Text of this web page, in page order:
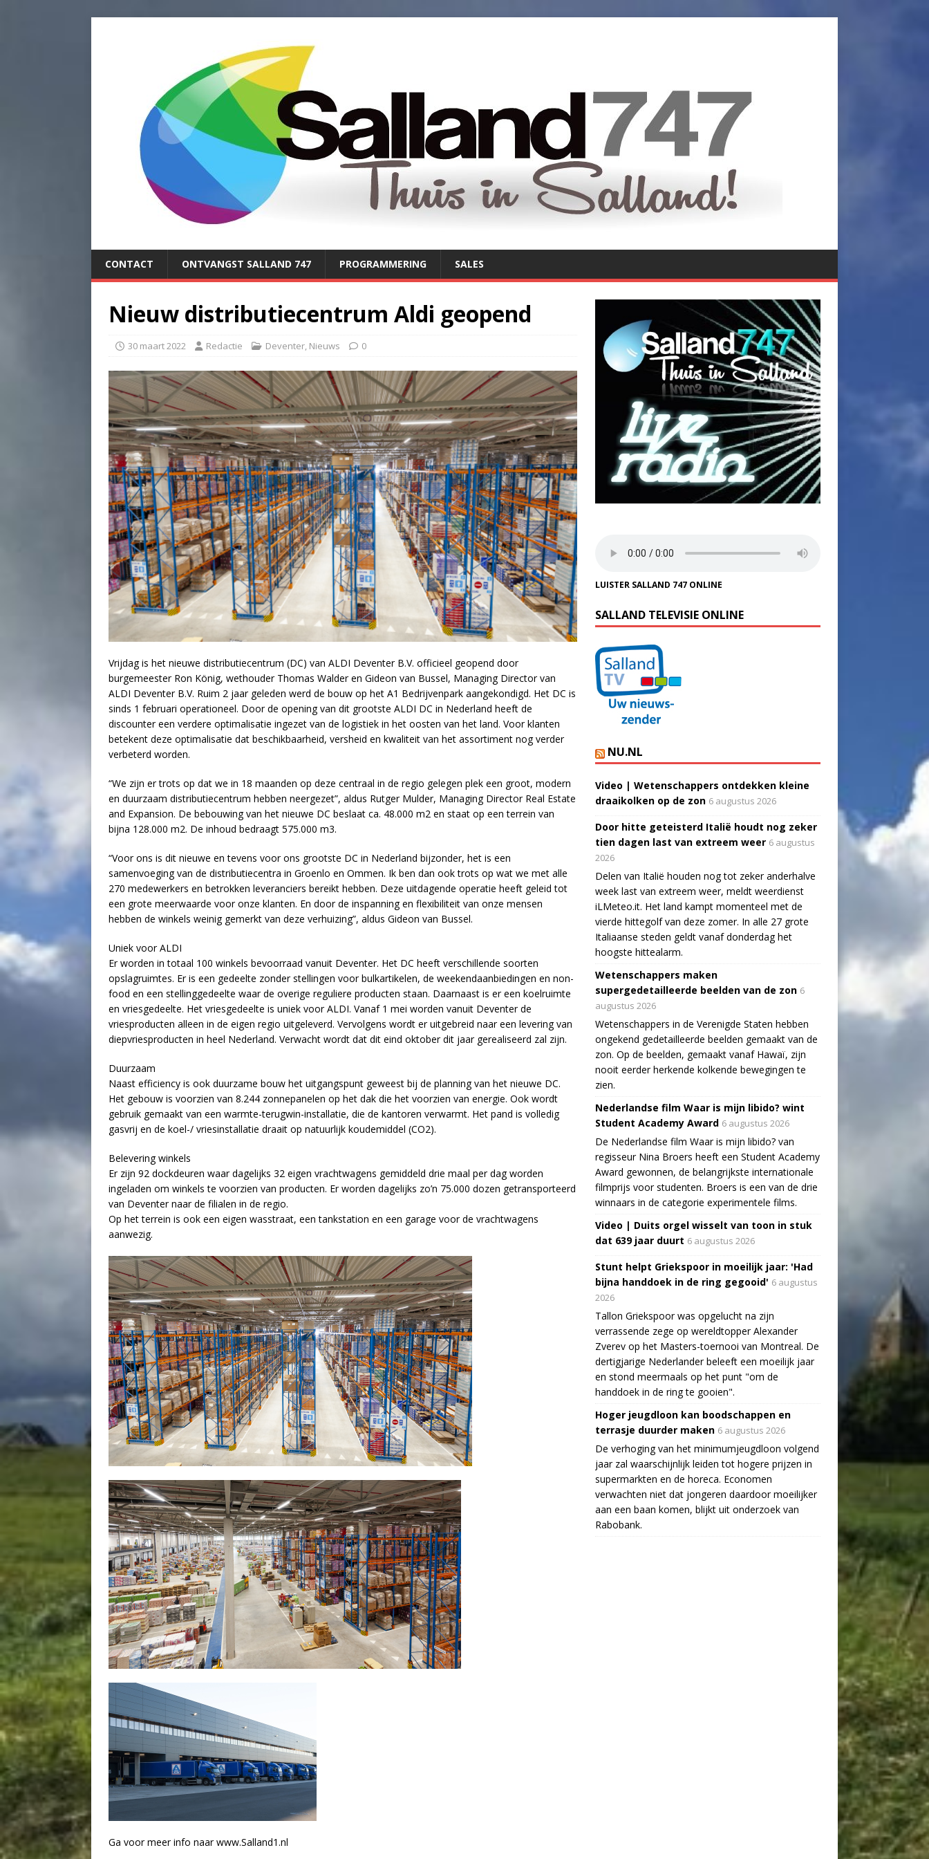
CONTACT ONTVANGST SALLAND 747 PROGRAMMERING SALES
Nieuw distributiecentrum Aldi geopend
30 maart 2022 Redactie Deventer, Nieuws 0
Vrijdag is het nieuwe distributiecentrum (DC) van ALDI Deventer B.V. officieel geopend door
burgemeester Ron König, wethouder Thomas Walder en Gideon van Bussel, Managing Director van
ALDI Deventer B.V. Ruim 2 jaar geleden werd de bouw op het A1 Bedrijvenpark aangekondigd. Het DC is
sinds 1 februari operationeel. Door de opening van dit grootste ALDI DC in Nederland heeft de
discounter een verdere optimalisatie ingezet van de logistiek in het oosten van het land. Voor klanten
betekent deze optimalisatie dat beschikbaarheid, versheid en kwaliteit van het assortiment nog verder
verbeterd worden.
“We zijn er trots op dat we in 18 maanden op deze centraal in de regio gelegen plek een groot, modern
en duurzaam distributiecentrum hebben neergezet”, aldus Rutger Mulder, Managing Director Real Estate
and Expansion. De bebouwing van het nieuwe DC beslaat ca. 48.000 m2 en staat op een terrein van
bijna 128.000 m2. De inhoud bedraagt 575.000 m3.
“Voor ons is dit nieuwe en tevens voor ons grootste DC in Nederland bijzonder, het is een
samenvoeging van de distributiecentra in Groenlo en Ommen. Ik ben dan ook trots op wat we met alle
270 medewerkers en betrokken leveranciers bereikt hebben. Deze uitdagende operatie heeft geleid tot
een grote meerwaarde voor onze klanten. En door de inspanning en flexibiliteit van onze mensen
hebben de winkels weinig gemerkt van deze verhuizing”, aldus Gideon van Bussel.
Uniek voor ALDI
Er worden in totaal 100 winkels bevoorraad vanuit Deventer. Het DC heeft verschillende soorten
opslagruimtes. Er is een gedeelte zonder stellingen voor bulkartikelen, de weekendaanbiedingen en non-
food en een stellinggedeelte waar de overige reguliere producten staan. Daarnaast is er een koelruimte
en vriesgedeelte. Het vriesgedeelte is uniek voor ALDI. Vanaf 1 mei worden vanuit Deventer de
vriesproducten alleen in de eigen regio uitgeleverd. Vervolgens wordt er uitgebreid naar een levering van
diepvriesproducten in heel Nederland. Verwacht wordt dat dit eind oktober dit jaar gerealiseerd zal zijn.
Duurzaam
Naast efficiency is ook duurzame bouw het uitgangspunt geweest bij de planning van het nieuwe DC.
Het gebouw is voorzien van 8.244 zonnepanelen op het dak die het voorzien van energie. Ook wordt
gebruik gemaakt van een warmte-terugwin-installatie, die de kantoren verwarmt. Het pand is volledig
gasvrij en de koel-/ vriesinstallatie draait op natuurlijk koudemiddel (CO2).
Belevering winkels
Er zijn 92 dockdeuren waar dagelijks 32 eigen vrachtwagens gemiddeld drie maal per dag worden
ingeladen om winkels te voorzien van producten. Er worden dagelijks zo’n 75.000 dozen getransporteerd
van Deventer naar de filialen in de regio.
Op het terrein is ook een eigen wasstraat, een tankstation en een garage voor de vrachtwagens
aanwezig.
Ga voor meer info naar www.Salland1.nl
LUISTER SALLAND 747 ONLINE
SALLAND TELEVISIE ONLINE
NU.NL
Video | Wetenschappers ontdekken kleine
draaikolken op de zon 6 augustus 2026
Door hitte geteisterd Italië houdt nog zeker
tien dagen last van extreem weer 6 augustus
2026
Delen van Italië houden nog tot zeker anderhalve
week last van extreem weer, meldt weerdienst
iLMeteo.it. Het land kampt momenteel met de
vierde hittegolf van deze zomer. In alle 27 grote
Italiaanse steden geldt vanaf donderdag het
hoogste hittealarm.
Wetenschappers maken
supergedetailleerde beelden van de zon 6
augustus 2026
Wetenschappers in de Verenigde Staten hebben
ongekend gedetailleerde beelden gemaakt van de
zon. Op de beelden, gemaakt vanaf Hawaï, zijn
nooit eerder herkende kolkende bewegingen te
zien.
Nederlandse film Waar is mijn libido? wint
Student Academy Award 6 augustus 2026
De Nederlandse film Waar is mijn libido? van
regisseur Nina Broers heeft een Student Academy
Award gewonnen, de belangrijkste internationale
filmprijs voor studenten. Broers is een van de drie
winnaars in de categorie experimentele films.
Video | Duits orgel wisselt van toon in stuk
dat 639 jaar duurt 6 augustus 2026
Stunt helpt Griekspoor in moeilijk jaar: 'Had
bijna handdoek in de ring gegooid' 6 augustus
2026
Tallon Griekspoor was opgelucht na zijn
verrassende zege op wereldtopper Alexander
Zverev op het Masters-toernooi van Montreal. De
dertigjarige Nederlander beleeft een moeilijk jaar
en stond meermaals op het punt "om de
handdoek in de ring te gooien".
Hoger jeugdloon kan boodschappen en
terrasje duurder maken 6 augustus 2026
De verhoging van het minimumjeugdloon volgend
jaar zal waarschijnlijk leiden tot hogere prijzen in
supermarkten en de horeca. Economen
verwachten niet dat jongeren daardoor moeilijker
aan een baan komen, blijkt uit onderzoek van
Rabobank.